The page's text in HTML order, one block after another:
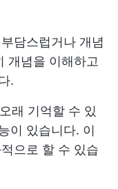
담스럽거나 개념
개념을 이해하고
.
래 기억할 수 있
이 있습니다. 이
으로 할 수 있습